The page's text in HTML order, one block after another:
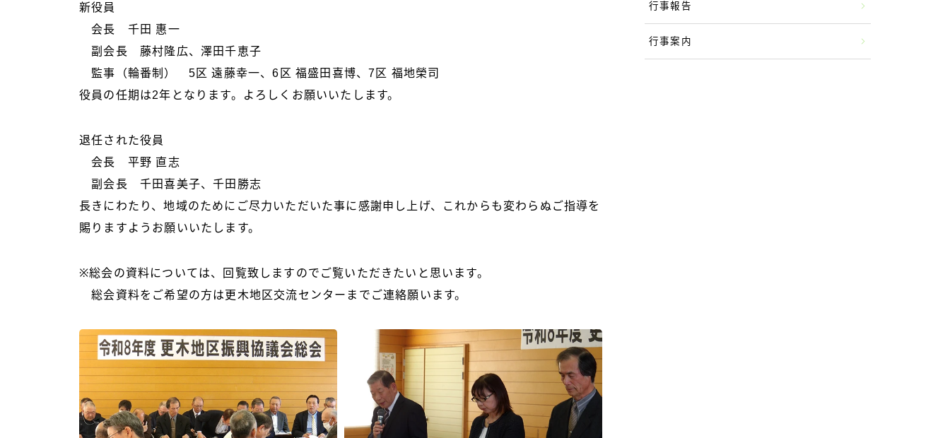
新役員
会長 千田 惠一
副会長 藤村隆広、澤田千恵子
監事（輪番制） 5区 遠藤幸一、6区 福盛田喜博、7区 福地榮司
役員の任期は2年となります。よろしくお願いいたします。
退任された役員
会長 平野 直志
副会長 千田喜美子、千田勝志
長きにわたり、地域のためにご尽力いただいた事に感謝申し上げ、これからも変わらぬご指導を
賜りますようお願いいたします。
※総会の資料については、回覧致しますのでご覧いただきたいと思います。
総会資料をご希望の方は更木地区交流センターまでご連絡願います。
行事報告
行事案内